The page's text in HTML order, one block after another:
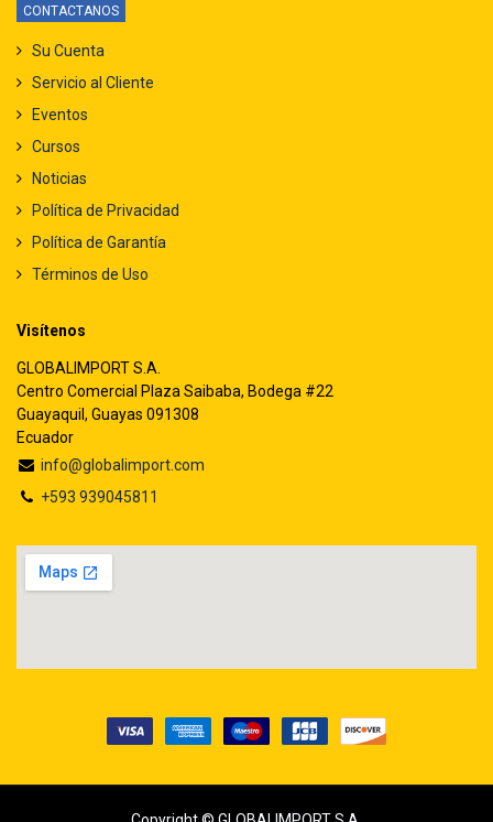
CONTACTANOS
Su Cuenta
Servicio al Cliente
Eventos
Cursos
Noticias
Política de Privacidad
Política de Garantía
Términos de Uso
Visítenos
GLOBALIMPORT S.A.
Centro Comercial Plaza Saibaba, Bodega #22
Guayaquil, Guayas 091308
Ecuador
info@globalimport.com
+593 939045811